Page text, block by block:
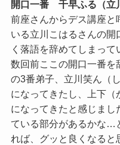
開口一番 千早ふる（立
前座さんからデス講座と
いる立川こはるさんの開
く落語を辞めてしまっ
数回前ここの開口一番を
の3番弟子、立川笑ん（
になってきたし、上下（
になってきたと感じまし
ている部分があるかな…
れば、グッと良くなると